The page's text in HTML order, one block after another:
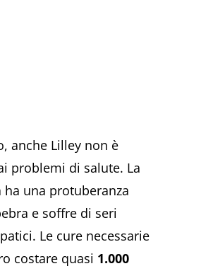
anche Lilley non è
problemi di salute. La
ha una protuberanza
e soffre di seri
Le cure necessarie
costare quasi 1.000